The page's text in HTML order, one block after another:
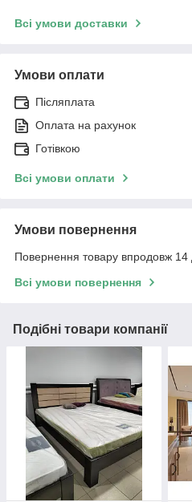
Всі умови доставки
Умови оплати
Післяплата
Оплата на рахунок
Готівкою
Всі умови оплати
Умови повернення
Повернення товару впродовж 14
Всі умови повернення
Подібні товари компанії